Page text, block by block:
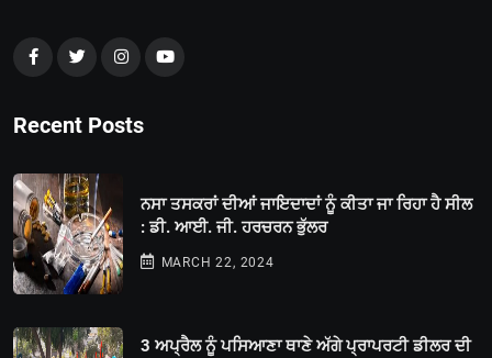
Recent Posts
ਨਸਾ ਤਸਕਰਾਂ ਦੀਆਂ ਜਾਇਦਾਦਾਂ ਨੂੰ ਕੀਤਾ ਜਾ ਰਿਹਾ ਹੈ ਸੀਲ
: ਡੀ. ਆਈ. ਜੀ. ਹਰਚਰਨ ਭੁੱਲਰ
MARCH 22, 2024
3 ਅਪ੍ਰੈਲ ਨੂੰ ਪਸਿਆਣਾ ਥਾਣੇ ਅੱਗੇ ਪ੍ਰਾਪਰਟੀ ਡੀਲਰ ਦੀ